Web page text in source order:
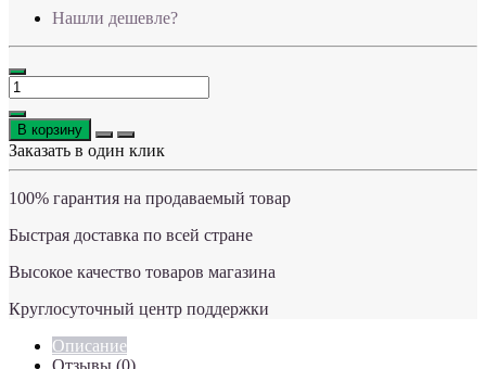
Нашли дешевле?
В корзину
Заказать в один клик
100% гарантия на продаваемый товар
Быстрая доставка по всей стране
Высокое качество товаров магазина
Круглосуточный центр поддержки
Описание
Отзывы (0)